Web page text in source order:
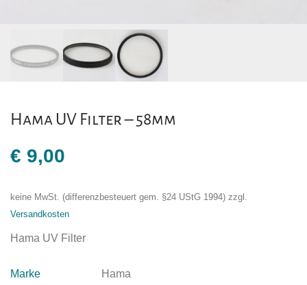
Hama UV Filter – 58mm
€ 9,00
keine MwSt. (differenzbesteuert gem. §24 UStG 1994) zzgl.
Versandkosten
Hama UV Filter
Marke
Hama